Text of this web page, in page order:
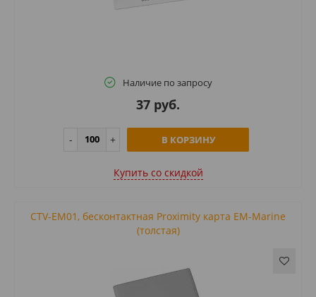
Наличие по запросу
37 руб.
В КОРЗИНУ
Купить cо скидкой
CTV-EM01, бесконтактная Proximity карта EM-Marine
(толстая)